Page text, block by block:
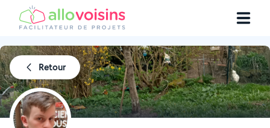
Retour